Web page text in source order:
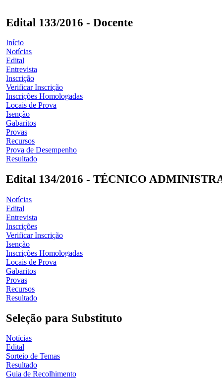
Edital 133/2016 - Docente
Início
Notícias
Edital
Entrevista
Inscrição
Verificar Inscrição
Inscrições Homologadas
Locais de Prova
Isenção
Gabaritos
Provas
Recursos
Prova de Desempenho
Resultado
Edital 134/2016 - TÉCNICO
Notícias
Edital
Entrevista
Inscrições
Verificar Inscrição
Isenção
Inscrições Homologadas
Locais de Prova
Gabaritos
Provas
Recursos
Resultado
Seleção para Substituto
Notícias
Edital
Sorteio de Temas
Resultado
Guia de Recolhimento